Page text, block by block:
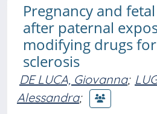
Pregnancy and
after paternal
modifying drugs
sclerosis
DE LUCA, Giovanna;
Alessandra;